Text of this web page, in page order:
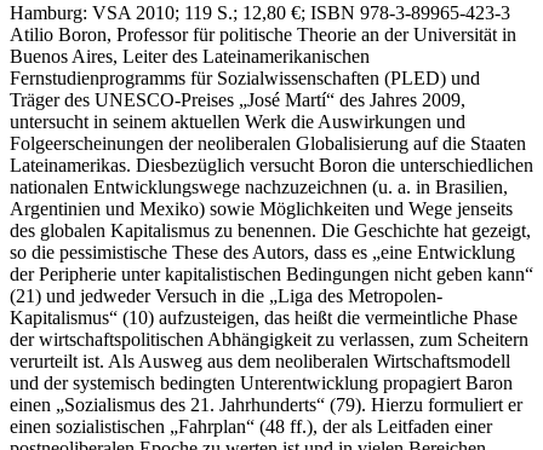
Hamburg: VSA 2010; 119 S.; 12,80 €; ISBN 978-3-89965-423-3
Atilio Boron, Professor für politische Theorie an der Universität in
Buenos Aires, Leiter des Lateinamerikanischen
Fernstudienprogramms für Sozialwissenschaften (PLED) und
Träger des UNESCO-Preises „José Martí“ des Jahres 2009,
untersucht in seinem aktuellen Werk die Auswirkungen und
Folgeerscheinungen der neoliberalen Globalisierung auf die Staaten
Lateinamerikas. Diesbezüglich versucht Boron die unterschiedlichen
nationalen Entwicklungswege nachzuzeichnen (u. a. in Brasilien,
Argentinien und Mexiko) sowie Möglichkeiten und Wege jenseits
des globalen Kapitalismus zu benennen. Die Geschichte hat gezeigt,
so die pessimistische These des Autors, dass es „eine Entwicklung
der Peripherie unter kapitalistischen Bedingungen nicht geben kann“
(21) und jedweder Versuch in die „Liga des Metropolen-
Kapitalismus“ (10) aufzusteigen, das heißt die vermeintliche Phase
der wirtschaftspolitischen Abhängigkeit zu verlassen, zum Scheitern
verurteilt ist. Als Ausweg aus dem neoliberalen Wirtschaftsmodell
und der systemisch bedingten Unterentwicklung propagiert Baron
einen „Sozialismus des 21. Jahrhunderts“ (79). Hierzu formuliert er
einen sozialistischen „Fahrplan“ (48 ff.), der als Leitfaden einer